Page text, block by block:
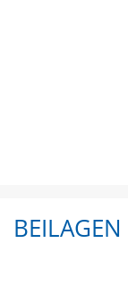
BEILAGEN